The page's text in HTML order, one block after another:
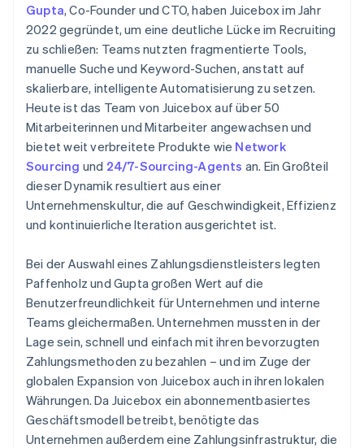
Gupta, Co-Founder und CTO, haben Juicebox im Jahr
2022 gegründet, um eine deutliche Lücke im Recruiting
zu schließen: Teams nutzten fragmentierte Tools,
manuelle Suche und Keyword-Suchen, anstatt auf
skalierbare, intelligente Automatisierung zu setzen.
Heute ist das Team von Juicebox auf über 50
Mitarbeiterinnen und Mitarbeiter angewachsen und
bietet weit verbreitete Produkte wie Network
Sourcing und 24/7-Sourcing-Agents an. Ein Großteil
dieser Dynamik resultiert aus einer
Unternehmenskultur, die auf Geschwindigkeit, Effizienz
und kontinuierliche Iteration ausgerichtet ist.
Bei der Auswahl eines Zahlungsdienstleisters legten
Paffenholz und Gupta großen Wert auf die
Benutzerfreundlichkeit für Unternehmen und interne
Teams gleichermaßen. Unternehmen mussten in der
Lage sein, schnell und einfach mit ihren bevorzugten
Zahlungsmethoden zu bezahlen – und im Zuge der
globalen Expansion von Juicebox auch in ihren lokalen
Währungen. Da Juicebox ein abonnementbasiertes
Geschäftsmodell betreibt, benötigte das
Unternehmen außerdem eine Zahlungsinfrastruktur, die